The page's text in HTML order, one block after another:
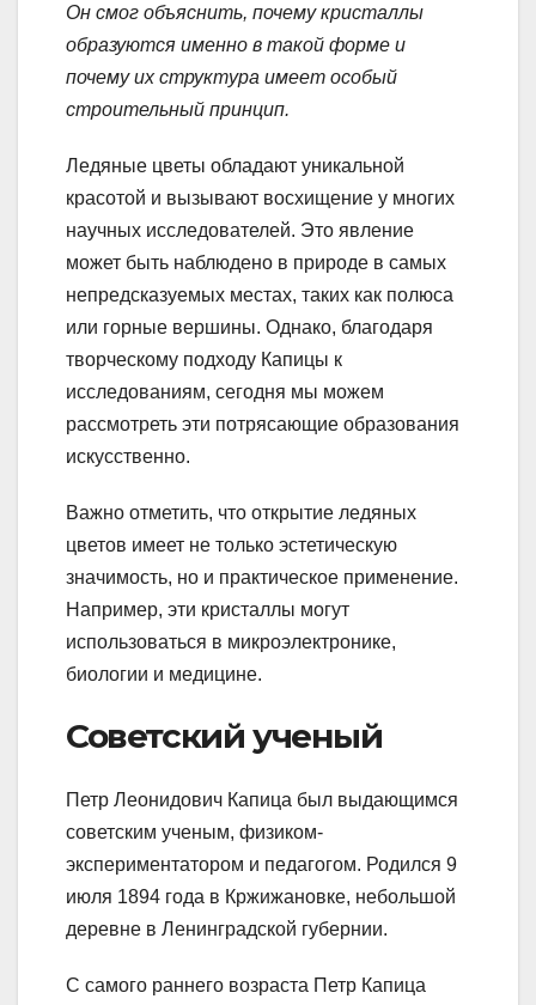
Он смог объяснить, почему кристаллы
образуются именно в такой форме и
почему их структура имеет особый
строительный принцип.
Ледяные цветы обладают уникальной
красотой и вызывают восхищение у многих
научных исследователей. Это явление
может быть наблюдено в природе в самых
непредсказуемых местах, таких как полюса
или горные вершины. Однако, благодаря
творческому подходу Капицы к
исследованиям, сегодня мы можем
рассмотреть эти потрясающие образования
искусственно.
Важно отметить, что открытие ледяных
цветов имеет не только эстетическую
значимость, но и практическое применение.
Например, эти кристаллы могут
использоваться в микроэлектронике,
биологии и медицине.
Советский ученый
Петр Леонидович Капица был выдающимся
советским ученым, физиком-
экспериментатором и педагогом. Родился 9
июля 1894 года в Кржижановке, небольшой
деревне в Ленинградской губернии.
С самого раннего возраста Петр Капица